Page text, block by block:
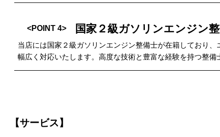
<POINT 4> 国家２級ガソリンエンジン
当店には国家２級ガソリンエンジン整備士が在籍しており
幅広く対応いたします。高度な技術と豊富な経験を持つ整
【サービス】